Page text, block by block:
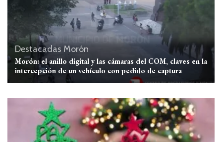
Destacadas Morón
Morón: el anillo digital y las cámaras del COM, claves en la
intercepción de un vehículo con pedido de captura